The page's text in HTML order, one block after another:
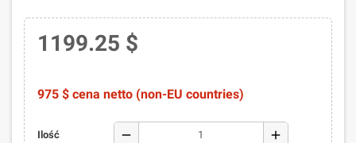
1199.25 $
975 $ cena netto (non-EU countries)
Ilość remove add